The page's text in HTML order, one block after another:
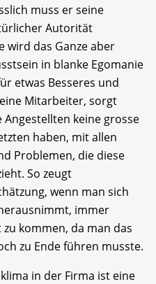
muss er seine
Autorität
wird das Ganze aber
in blanke Egomanie
etwas Besseres und
Mitarbeiter, sorgt
keine grosse
haben, mit allen
Problemen, die diese
So zeugt
wenn man sich
immer
kommen, da man das
zu Ende führen musste.
in der Firma ist eine